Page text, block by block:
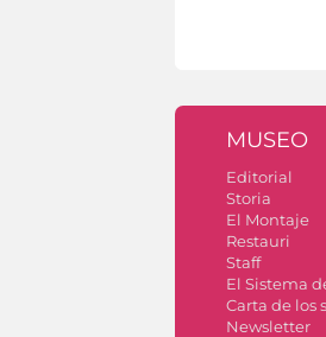
MUSEO
Editorial
Storia
El Montaje
Restauri
Staff
El Sistema
Carta de los
Newsletter